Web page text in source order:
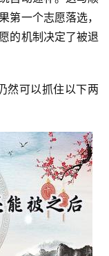
第一个志愿落选，
的机制决定了被退